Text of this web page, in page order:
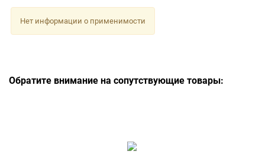
Нет информации о применимости
Обратите внимание на сопутствующие товары: